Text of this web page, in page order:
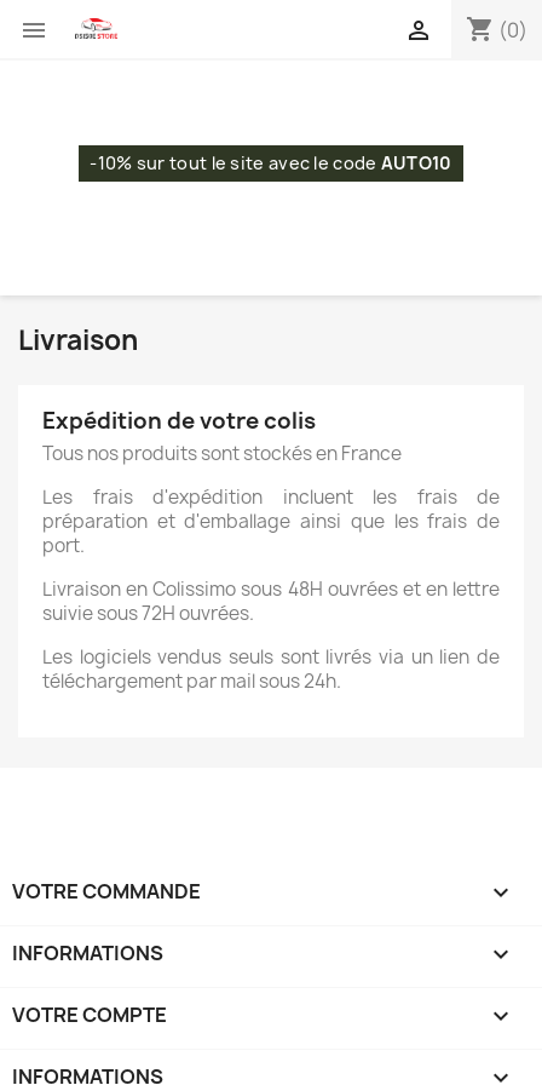
 shopping_cart (0)

-10% sur tout le site avec le code AUTO10
Livraison
Expédition de votre colis
Tous nos produits sont stockés en France
Les frais d'expédition incluent les frais de
préparation et d'emballage ainsi que les frais de
port.
Livraison en Colissimo sous 48H ouvrées et en lettre
suivie sous 72H ouvrées.
Les logiciels vendus seuls sont livrés via un lien de
téléchargement par mail sous 24h.
VOTRE COMMANDE 
INFORMATIONS 
VOTRE COMPTE 
INFORMATIONS keyboard_arrow_down